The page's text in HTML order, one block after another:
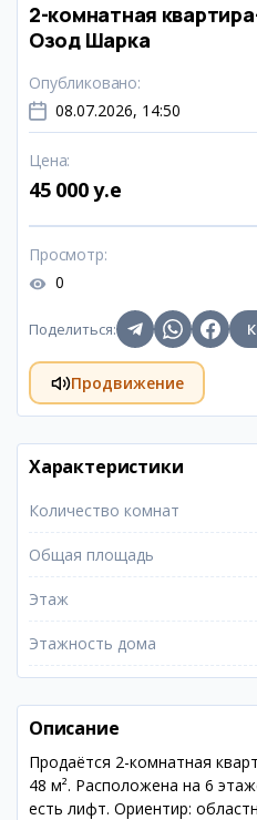
2-комнатная
Озод Шарка
Опубликовано:
08.07.2026, 14:50
Цена:
45 000 y.e
Просмотр:
0
Поделиться:
Продвижение
Характеристики
Количество комнат
Общая площадь
Этаж
Этажность дома
Описание
Продаётся 2-комнатная
48 м². Расположена на 6
есть лифт. Ориентир: